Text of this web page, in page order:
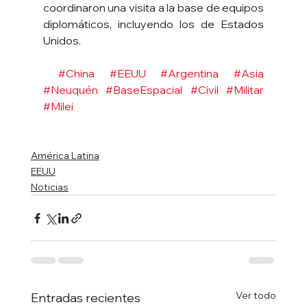
coordinaron una visita a la base de equipos
diplomáticos, incluyendo los de Estados
Unidos.
#China #EEUU #Argentina
#Asia
#Neuquén
#BaseEspacial #Civil
#Militar
#Milei
América Latina
EEUU
Noticias
Entradas recientes Ver todo